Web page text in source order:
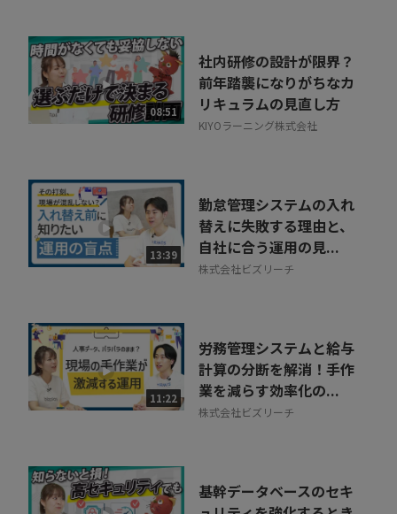
08:51
社内研修の設計が限界？
前年踏襲になりがちなカ
リキュラムの見直し方
KIYOラーニング株式会社
13:39
勤怠管理システムの入れ
替えに失敗する理由と、
自社に合う運用の見...
株式会社ビズリーチ
11:22
労務管理システムと給与
計算の分断を解消！手作
業を減らす効率化の...
株式会社ビズリーチ
基幹データベースのセキ